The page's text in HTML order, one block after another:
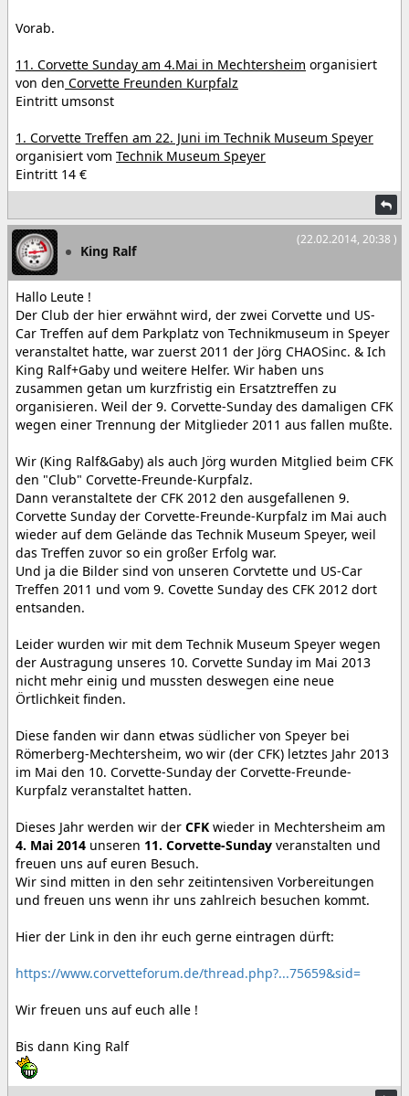
Vorab.
11. Corvette Sunday am 4.Mai in Mechtersheim organisiert
von den Corvette Freunden Kurpfalz
Eintritt umsonst
1. Corvette Treffen am 22. Juni im Technik Museum Speyer
organisiert vom Technik Museum Speyer
Eintritt 14 €
(22.02.2014, 20:38 )
King Ralf
Hallo Leute !
Der Club der hier erwähnt wird, der zwei Corvette und US-
Car Treffen auf dem Parkplatz von Technikmuseum in Speyer
veranstaltet hatte, war zuerst 2011 der Jörg CHAOSinc. & Ich
King Ralf+Gaby und weitere Helfer. Wir haben uns
zusammen getan um kurzfristig ein Ersatztreffen zu
organisieren. Weil der 9. Corvette-Sunday des damaligen CFK
wegen einer Trennung der Mitglieder 2011 aus fallen mußte.
Wir (King Ralf&Gaby) als auch Jörg wurden Mitglied beim CFK
den "Club" Corvette-Freunde-Kurpfalz.
Dann veranstaltete der CFK 2012 den ausgefallenen 9.
Corvette Sunday der Corvette-Freunde-Kurpfalz im Mai auch
wieder auf dem Gelände das Technik Museum Speyer, weil
das Treffen zuvor so ein großer Erfolg war.
Und ja die Bilder sind von unseren Corvtette und US-Car
Treffen 2011 und vom 9. Covette Sunday des CFK 2012 dort
entsanden.
Leider wurden wir mit dem Technik Museum Speyer wegen
der Austragung unseres 10. Corvette Sunday im Mai 2013
nicht mehr einig und mussten deswegen eine neue
Örtlichkeit finden.
Diese fanden wir dann etwas südlicher von Speyer bei
Römerberg-Mechtersheim, wo wir (der CFK) letztes Jahr 2013
im Mai den 10. Corvette-Sunday der Corvette-Freunde-
Kurpfalz veranstaltet hatten.
Dieses Jahr werden wir der CFK wieder in Mechtersheim am
4. Mai 2014 unseren 11. Corvette-Sunday veranstalten und
freuen uns auf euren Besuch.
Wir sind mitten in den sehr zeitintensiven Vorbereitungen
und freuen uns wenn ihr uns zahlreich besuchen kommt.
Hier der Link in den ihr euch gerne eintragen dürft:
https://www.corvetteforum.de/thread.php?...75659&sid=
Wir freuen uns auf euch alle !
Bis dann King Ralf